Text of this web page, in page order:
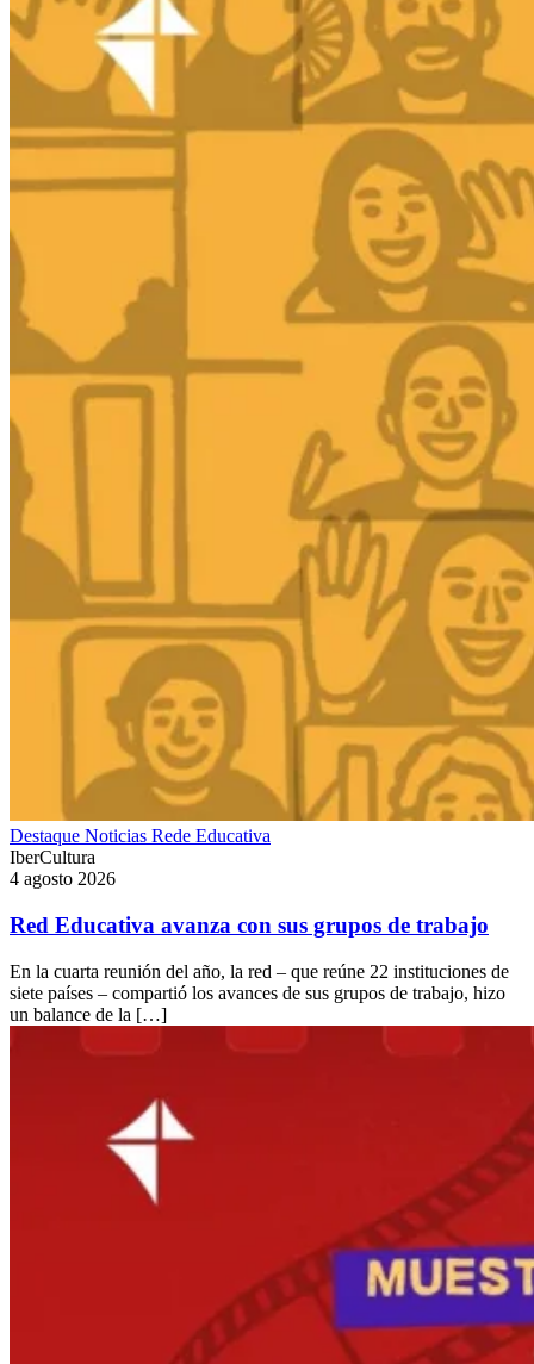
Destaque Noticias Rede Educativa
IberCultura
4 agosto 2026
Red Educativa avanza con sus grupos de trabajo
En la cuarta reunión del año, la red – que reúne 22 instituciones de
siete países – compartió los avances de sus grupos de trabajo, hizo
un balance de la […]